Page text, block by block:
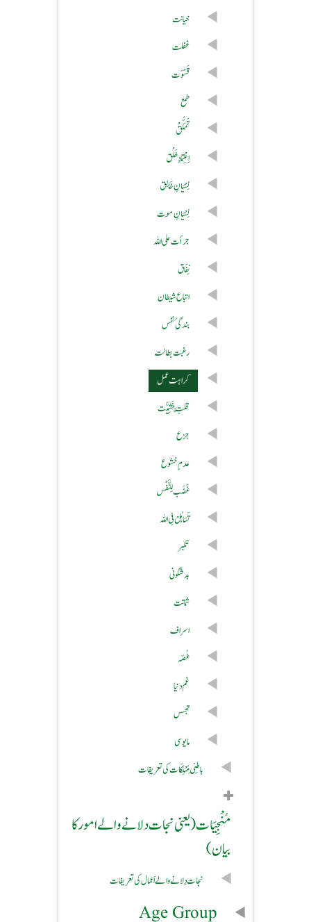
خیانت
غفلت
قَسْوَت
طمع
تَمَلُّقْ
اِعْتِمَادِ خَلْق
نِسْیَانِ خَالِق
نِسْیَانِ مَوت
جرأت علی اللہ
نِفَاق
اتباع شیطان
بندگیٔ نفس
رغبت بطالت
کراہت عمل
قِلَّتِ خَشِیَّت
جزع
عدم ِ خشوع
غَضَب لِلنَّفْس
تَسَاہُلْ فِی اللہ
تکبر
بدشگونی
شماتت
اسراف
غُصّہ
غم دنیا
تجسس
مایوسی
باطِنِی مُہْلِکَات کی تعریفات
مُنْجِیَات (یعنی نجات دلانے والے امور کا
بیان)
نجات دِلانے والے اَعمال کی تعریفات
Age Group